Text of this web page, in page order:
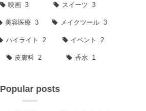
映画 3 スイーツ 3
美容医療 3 メイクツール 3
ハイライト 2 イベント 2
皮膚科 2 香水 1
Popular posts